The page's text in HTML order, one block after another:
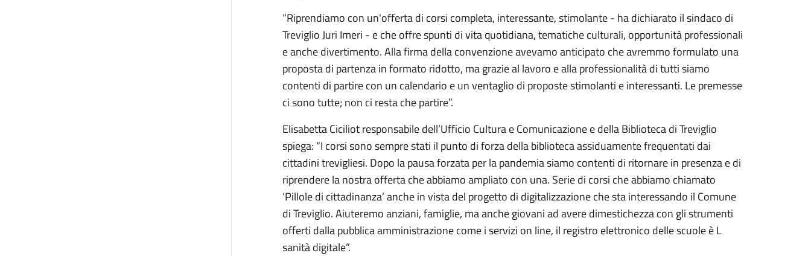
“Riprendiamo con un'offerta di corsi completa, interessante, stimolante - ha dichiarato il sindaco di
Treviglio Juri Imeri - e che offre spunti di vita quotidiana, tematiche culturali, opportunità professionali
e anche divertimento. Alla firma della convenzione avevamo anticipato che avremmo formulato una
proposta di partenza in formato ridotto, ma grazie al lavoro e alla professionalità di tutti siamo
contenti di partire con un calendario e un ventaglio di proposte stimolanti e interessanti. Le premesse
ci sono tutte; non ci resta che partire”.
Elisabetta Ciciliot responsabile dell’Ufficio Cultura e Comunicazione e della Biblioteca di Treviglio
spiega: “I corsi sono sempre stati il punto di forza della biblioteca assiduamente frequentati dai
cittadini trevigliesi. Dopo la pausa forzata per la pandemia siamo contenti di ritornare in presenza e di
riprendere la nostra offerta che abbiamo ampliato con una. Serie di corsi che abbiamo chiamato
‘Pillole di cittadinanza’ anche in vista del progetto di digitalizzazione che sta interessando il Comune
di Treviglio. Aiuteremo anziani, famiglie, ma anche giovani ad avere dimestichezza con gli strumenti
offerti dalla pubblica amministrazione come i servizi on line, il registro elettronico delle scuole è L
sanità digitale”.